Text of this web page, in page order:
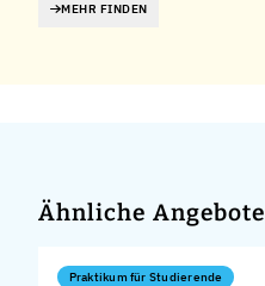
MEHR FINDEN
Ähnliche Angebote
Praktikum für Studierende